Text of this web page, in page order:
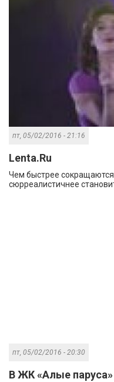
пт, 05/02/2016 - 21:16
Lenta.Ru
Чем быстрее
сюрреалистичнее
пт, 05/02/2016 - 20:30
В ЖК «Алые